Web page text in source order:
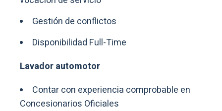
Gestión de conflictos
Disponibilidad Full-Time
Lavador automotor
Contar con experiencia comprobable en
Concesionarios Oficiales